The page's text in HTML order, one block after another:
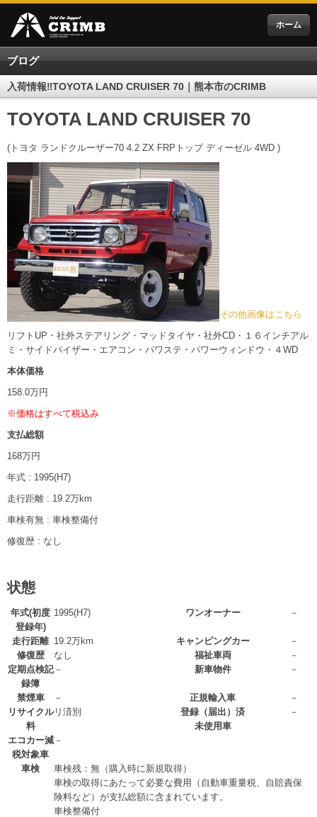
ホーム
ブログ
入荷情報‼TOYOTA LAND CRUISER 70｜熊本市のCRIMB
TOYOTA LAND CRUISER 70
(トヨタ ランドクルーザー70 4.2 ZX FRPトップ ディーゼル 4WD )
その他画像はこちら
リフトUP・社外ステアリング・マッドタイヤ・社外CD・１６インチアル
ミ・サイドバイザー・エアコン・パワステ・パワーウィンドウ・４WD
本体価格
158.0万円
※価格はすべて税込み
支払総額
168万円
年式 : 1995(H7)
走行距離 : 19.2万km
車検有無 : 車検整備付
修復歴 : なし
状態
年式(初度
登録年)
1995(H7) ワンオーナー －
走行距離 19.2万km キャンピングカー
－
修復歴
なし 福祉車両
－
定期点検記
録簿
－ 新車物件 －
禁煙車 － 正規輸入車
－
リサイクル
料
リ済別
登録（届出）済
未使用車
－
エコカー減
税対象車
－
車検
車検残：無（購入時に新規取得）
車検の取得にあたって必要な費用（自動車重量税、自賠責保
険料など）が支払総額に含まれています。
車検整備付